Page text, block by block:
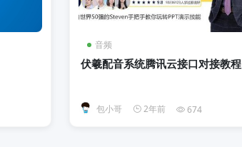
音频
伏羲配音系统腾讯云接口对接教程
包小哥 2年前 674